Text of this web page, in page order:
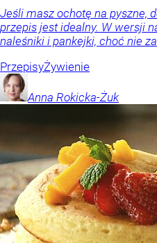
Jeśli masz ochotę na pyszne,
przepis jest idealny. W wersji
naleśniki i pankejki, choć nie
PrzepisyŻywienie
Anna Rokicka-Żuk